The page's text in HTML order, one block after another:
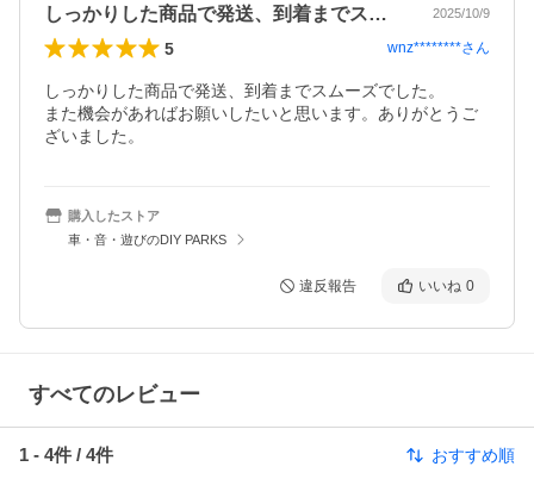
しっかりした商品で発送、到着までスムー… 2025/10/9
5 wnz********さん
しっかりした商品で発送、到着までスムーズでした。
また機会があればお願いしたいと思います。ありがとうご
ざいました。
購入したストア
車・音・遊びのDIY PARKS
違反報告 いいね 0
すべてのレビュー
1 - 4件 / 4件 おすすめ順